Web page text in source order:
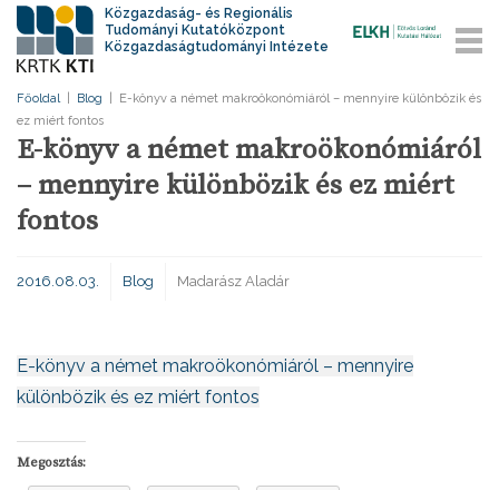
Közgazdaság- és Regionális
Tudományi Kutatóközpont
Közgazdaságtudományi Intézete
Főoldal Blog
E-könyv a német makroökonómiáról – mennyire különbözik és
ez miért fontos
E-könyv a német makroökonómiáról
– mennyire különbözik és ez miért
fontos
2016.08.03. Blog Madarász Aladár
E-könyv a német makroökonómiáról – mennyire
különbözik és ez miért fontos
Megosztás: